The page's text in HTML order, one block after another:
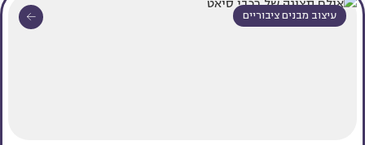
עיצוב מבנים ציבוריים